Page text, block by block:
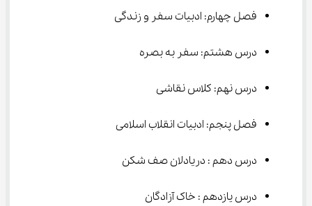
فصل چهارم: ادبیات سفر و زندگی
درس هشتم: سفر به بصره
درس نهم: کلاس نقاشی
فصل پنجم: ادبیات انقلاب اسلامی
درس دهم : دریادلان صف شکن
درس یازدهم : خاک آزادگان